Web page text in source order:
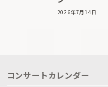
2026年7月14日
コンサートカレンダー